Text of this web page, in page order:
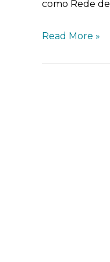
como Rede
Read More »